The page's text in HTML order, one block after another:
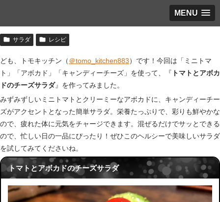
MENU
サラダ レシピ
ども、トモキッチン（ ＠tomo_kitchen883）です！今回は「ミニトマ
ト」「アボカド」「キャンディーチーズ」を使って、『 トマトとアボカ
ドのチーズサラダ』を作ってみました。
みずみずしいミニトマトとクリーミーなアボカドに、キャンディーチー
ズがアクセントとなった簡単サラダ。栄養たっぷりで、彩りも鮮やかな
ので、疲れた体に元気をチャージできます。混ぜるだけでサッとできる
ので、忙しい日の一品にぴったり！ぜひこのヘルシーで美味しいサラダ
を試してみてくださいね。
トマトとアボカドのチーズサラダ